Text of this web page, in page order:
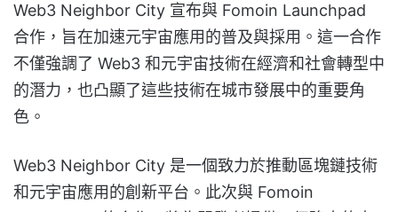
Web3 Neighbor City 宣布與 Fomoin Launchpad
合作，旨在加速元宇宙應用的普及與採用。這一合作
不僅強調了 Web3 和元宇宙技術在經濟和社會轉型中
的潛力，也凸顯了這些技術在城市發展中的重要角
色。
Web3 Neighbor City 是一個致力於推動區塊鏈技術
和元宇宙應用的創新平台。此次與 Fomoin